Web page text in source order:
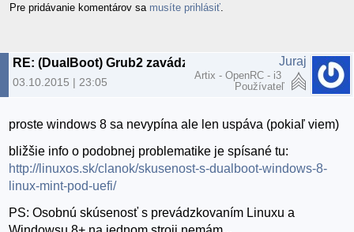
Pre pridávanie komentárov sa musíte prihlásiť
03.10.2015 | 23:05
Juraj
Artix - OpenRC - i3
Používateľ
proste windows 8 sa nevypína ale len uspáva (pokiaľ viem)
bližšie info o podobnej problematike je spísané tu:
http://linuxos.sk/clanok/skusenost-s-dualboot-windows-8-
linux-mint-pod-uefi/
PS: Osobnú skúsenosť s prevádzkovaním Linuxu a